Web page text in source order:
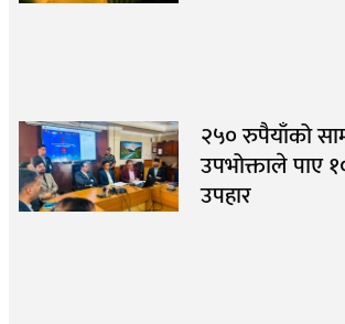
२५० रुपैयाँको
उपभोक्ताले पाए
उपहार